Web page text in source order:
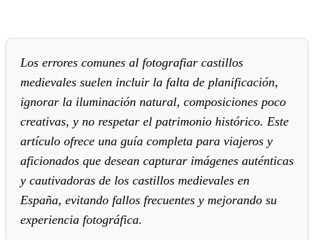
Los errores comunes al fotografiar castillos
medievales suelen incluir la falta de planificación,
ignorar la iluminación natural, composiciones poco
creativas, y no respetar el patrimonio histórico. Este
artículo ofrece una guía completa para viajeros y
aficionados que desean capturar imágenes auténticas
y cautivadoras de los castillos medievales en
España, evitando fallos frecuentes y mejorando su
experiencia fotográfica.